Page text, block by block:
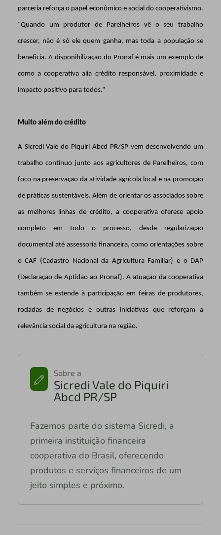
parceria reforça o papel econômico e social do cooperativismo.
“Quando um produtor de Parelheiros vê o seu trabalho
crescer, não é só ele quem ganha, mas toda a população se
beneficia. A disponibilização do Pronaf é mais um exemplo de
como a cooperativa alia crédito responsável, proximidade e
impacto positivo para todos.”
Muito além do crédito
A Sicredi Vale do Piquiri Abcd PR/SP vem desenvolvendo um
trabalho contínuo junto aos agricultores de Parelheiros, com
foco na preservação da atividade agrícola local e na promoção
de práticas sustentáveis. Além de orientar os associados sobre
as melhores linhas de crédito, a cooperativa oferece apoio
completo em todo o processo, desde regularização
documental até assessoria financeira, como orientações sobre
o CAF (Cadastro Nacional da Agricultura Familiar) e o DAP
(Declaração de Aptidão ao Pronaf). A atuação da cooperativa
também se estende à participação em feiras de produtores,
rodadas de negócios e outras iniciativas que reforçam a
relevância social da agricultura na região.
Sobre a
Sicredi Vale do Piquiri
Abcd PR/SP
Fazemos parte do sistema Sicredi, a
primeira instituição financeira
cooperativa do Brasil, oferecendo
produtos e serviços financeiros de um
jeito simples e próximo.